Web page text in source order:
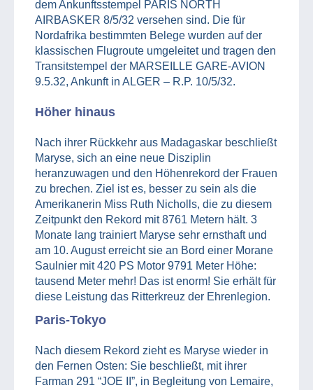
dem Ankunftsstempel PARIS NORTH
AIRBASKER 8/5/32 versehen sind. Die für
Nordafrika bestimmten Belege wurden auf der
klassischen Flugroute umgeleitet und tragen den
Transitstempel der MARSEILLE GARE-AVION
9.5.32, Ankunft in ALGER – R.P. 10/5/32.
Höher hinaus
Nach ihrer Rückkehr aus Madagaskar beschließt
Maryse, sich an eine neue Disziplin
heranzuwagen und den Höhenrekord der Frauen
zu brechen. Ziel ist es, besser zu sein als die
Amerikanerin Miss Ruth Nicholls, die zu diesem
Zeitpunkt den Rekord mit 8761 Metern hält. 3
Monate lang trainiert Maryse sehr ernsthaft und
am 10. August erreicht sie an Bord einer Morane
Saulnier mit 420 PS Motor 9791 Meter Höhe:
tausend Meter mehr! Das ist enorm! Sie erhält für
diese Leistung das Ritterkreuz der Ehrenlegion.
Paris-Tokyo
Nach diesem Rekord zieht es Maryse wieder in
den Fernen Osten: Sie beschließt, mit ihrer
Farman 291 “JOE II”, in Begleitung von Lemaire,